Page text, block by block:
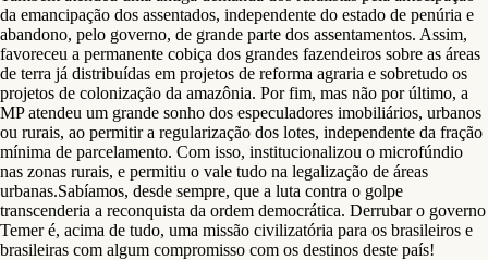
da emancipação dos assentados, independente do estado de penúria e
abandono, pelo governo, de grande parte dos assentamentos. Assim,
favoreceu a permanente cobiça dos grandes fazendeiros sobre as áreas
de terra já distribuídas em projetos de reforma agraria e sobretudo os
projetos de colonização da amazônia. Por fim, mas não por último, a
MP atendeu um grande sonho dos especuladores imobiliários, urbanos
ou rurais, ao permitir a regularização dos lotes, independente da fração
mínima de parcelamento. Com isso, institucionalizou o microfúndio
nas zonas rurais, e permitiu o vale tudo na legalização de áreas
urbanas.Sabíamos, desde sempre, que a luta contra o golpe
transcenderia a reconquista da ordem democrática. Derrubar o governo
Temer é, acima de tudo, uma missão civilizatória para os brasileiros e
brasileiras com algum compromisso com os destinos deste país!